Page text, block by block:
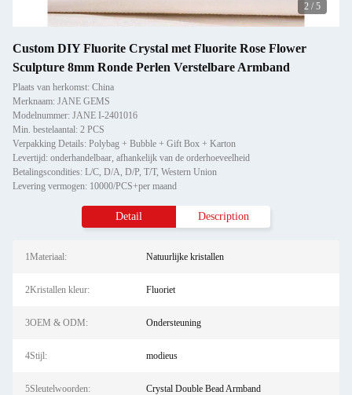
2 / 5
Custom DIY Fluorite Crystal met Fluorite Rose Flower
Sculpture 8mm Ronde Perlen Verstelbare Armband
Plaats van herkomst: China
Merknaam: JANE GEMS
Modelnummer: JANE I-2401016
Min. bestelaantal: 2 PCS
Verpakking Details: Polybag + Bubble + Gift Box + Karton
Levertijd: onderhandelbaar, afhankelijk van de orderhoeveelheid
Betalingscondities: L/C, D/A, D/P, T/T, Western Union
Levering vermogen: 10000/PCS+per maand
Detail Description
1Materiaal: Natuurlijke kristallen
2Kristallen kleur: Fluoriet
3OEM & ODM: Ondersteuning
4Stijl: modieus
5Sleutelwoorden: Crystal Double Bead Armband